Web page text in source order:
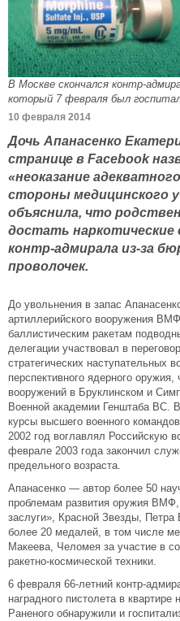
В Москве скончался контр-
который 7 февраля был
10 февраля 2014
Дочь Апанасенко
странице в Facebook
«неоказание
стороны медицинского
объяснила, что
достать
контр-адмирала из-за
проволочек.
До увольнения в запас
артиллерийского вооружения
баллистическим ракетам
делегации участвовал в
стратегических наступательных
перспективного ядерного
вооружений в Бруклинском и
Военной академии Генштаба ВС.
курсы высшего военного
2002 год воглавлял Российскую
феврале 2003 года закончил
предельного возраста.
Апанасенко — автор более 50
проблемам развития оружия
заслуги», Красной Звезды,
более 20 медалей, в том числе
Макеева, Челомея за участие в
ракетно-космической техники.
6 февраля 66-летний контр-
наградного пистолета в
Раненого обнаружили и